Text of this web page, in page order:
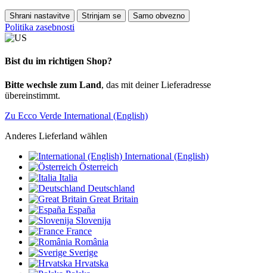
Shrani nastavitve Strinjam se Samo obvezno
Politika zasebnosti
Bist du im richtigen Shop?
Bitte wechsle zum Land, das mit deiner Lieferadresse
übereinstimmt.
Zu Ecco Verde International (English)
Anderes Lieferland wählen
International (English)
Österreich
Italia
Deutschland
Great Britain
España
Slovenija
France
România
Sverige
Hrvatska